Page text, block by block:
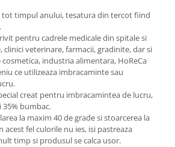
tot timpul anului, tesatura din tercot fiind
pentru cadrele medicale din spitale si
clinici veterinare, farmacii, gradinite, dar si
industria alimentara, HoReCa
ce utilizeaza imbracaminte sau
creat pentru imbracamintea de lucru,
35% bumbac.
la maxim 40 de grade si stoarcerea la
acest fel culorile nu ies, isi pastreaza
timp si produsul se calca usor.